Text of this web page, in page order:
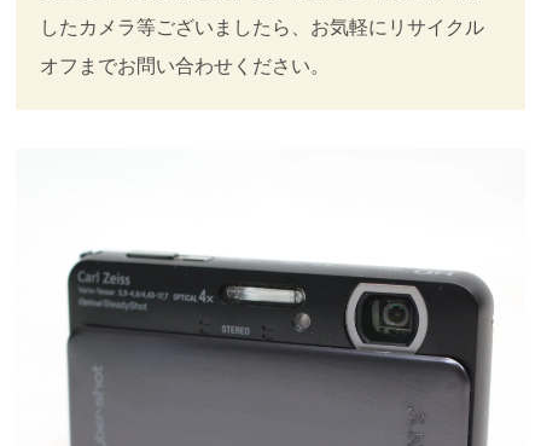
したカメラ等ございましたら、お気軽にリサイクル
オフまでお問い合わせください。